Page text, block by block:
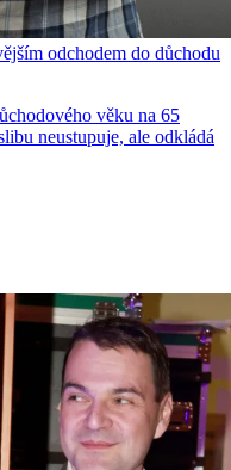
odchodem do důchodu
věku na 65
neustupuje, ale odkládá